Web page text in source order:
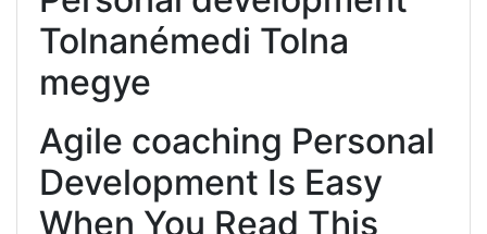
Tolnanémedi Tolna
megye
Agile coaching Personal
Development Is Easy
When You Read This